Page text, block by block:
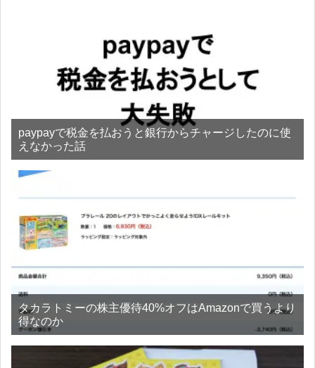
paypayで税金を払おうと銀行からチャージしたのに使
えなかった話
タカラトミーの株主優待40%オフはAmazonで買うより
得なのか